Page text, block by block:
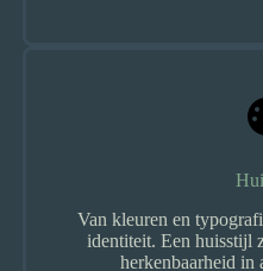
Van kleuren en
identiteit. Een huisstijl
herkenbaarheid in